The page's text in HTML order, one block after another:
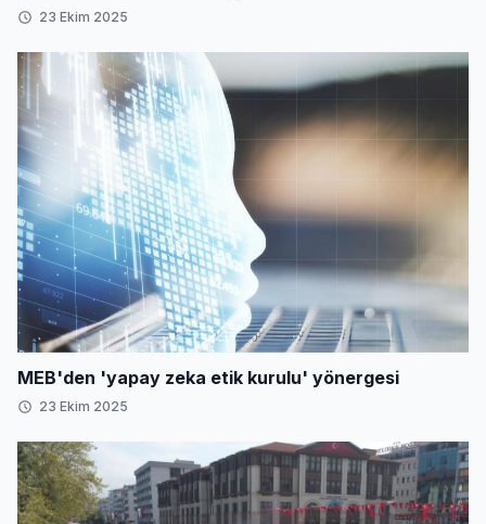
23 Ekim 2025
MEB'den 'yapay zeka etik kurulu' yönergesi
23 Ekim 2025